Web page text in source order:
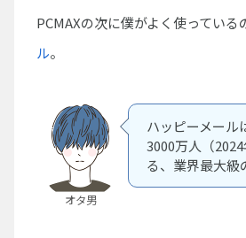
PCMAXの次に僕がよく使っている
ル。
オタ男
ハッピーメール
3000万人（
る、業界最大級